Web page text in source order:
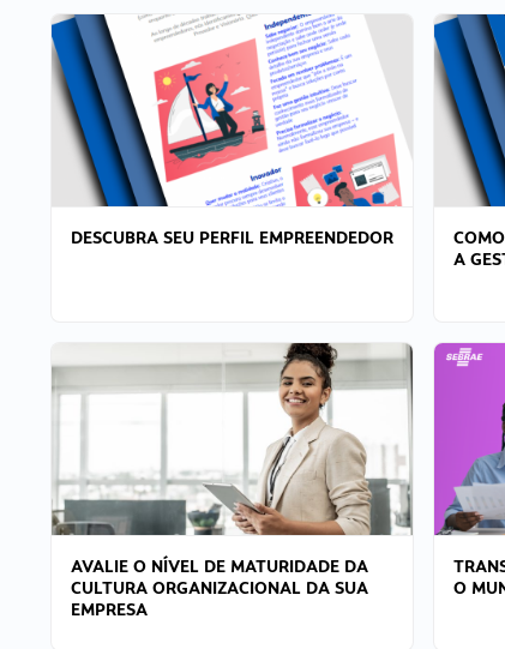
DESCUBRA SEU PERFIL EMPREENDEDOR
A
AVALIE O NÍVEL DE MATURIDADE DA
CULTURA ORGANIZACIONAL DA SUA
EMPRESA
O